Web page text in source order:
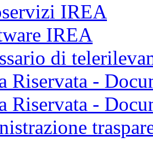
IREA
IREA
di
Riservata -
Riservata -